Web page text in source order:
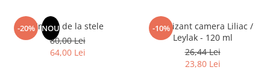
Accesorii Arhivare
-20% NOU
Un dar de la stele
80,00 Lei
64,00 Lei
-10%
Odorizant camera Liliac /
Leylak - 120 ml
26,44 Lei
23,80 Lei